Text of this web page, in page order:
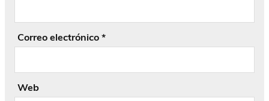
Correo electrónico *
Web